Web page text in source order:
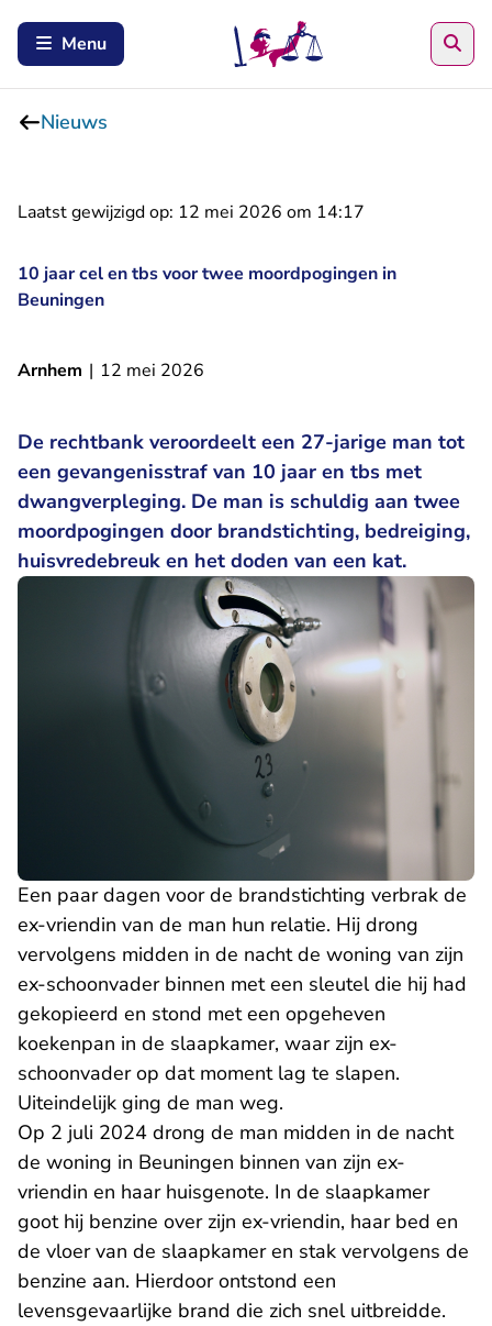
Menu
Nieuws
Laatst gewijzigd op: 12 mei 2026 om 14:17
10 jaar cel en tbs voor twee moordpogingen in
Beuningen
Arnhem | 12 mei 2026
De rechtbank veroordeelt een 27-jarige man tot
een gevangenisstraf van 10 jaar en tbs met
dwangverpleging. De man is schuldig aan twee
moordpogingen door brandstichting, bedreiging,
huisvredebreuk en het doden van een kat.
Een paar dagen voor de brandstichting verbrak de
ex-vriendin van de man hun relatie. Hij drong
vervolgens midden in de nacht de woning van zijn
ex-schoonvader binnen met een sleutel die hij had
gekopieerd en stond met een opgeheven
koekenpan in de slaapkamer, waar zijn ex-
schoonvader op dat moment lag te slapen.
Uiteindelijk ging de man weg.
Op 2 juli 2024 drong de man midden in de nacht
de woning in Beuningen binnen van zijn ex-
vriendin en haar huisgenote. In de slaapkamer
goot hij benzine over zijn ex-vriendin, haar bed en
de vloer van de slaapkamer en stak vervolgens de
benzine aan. Hierdoor ontstond een
levensgevaarlijke brand die zich snel uitbreidde.